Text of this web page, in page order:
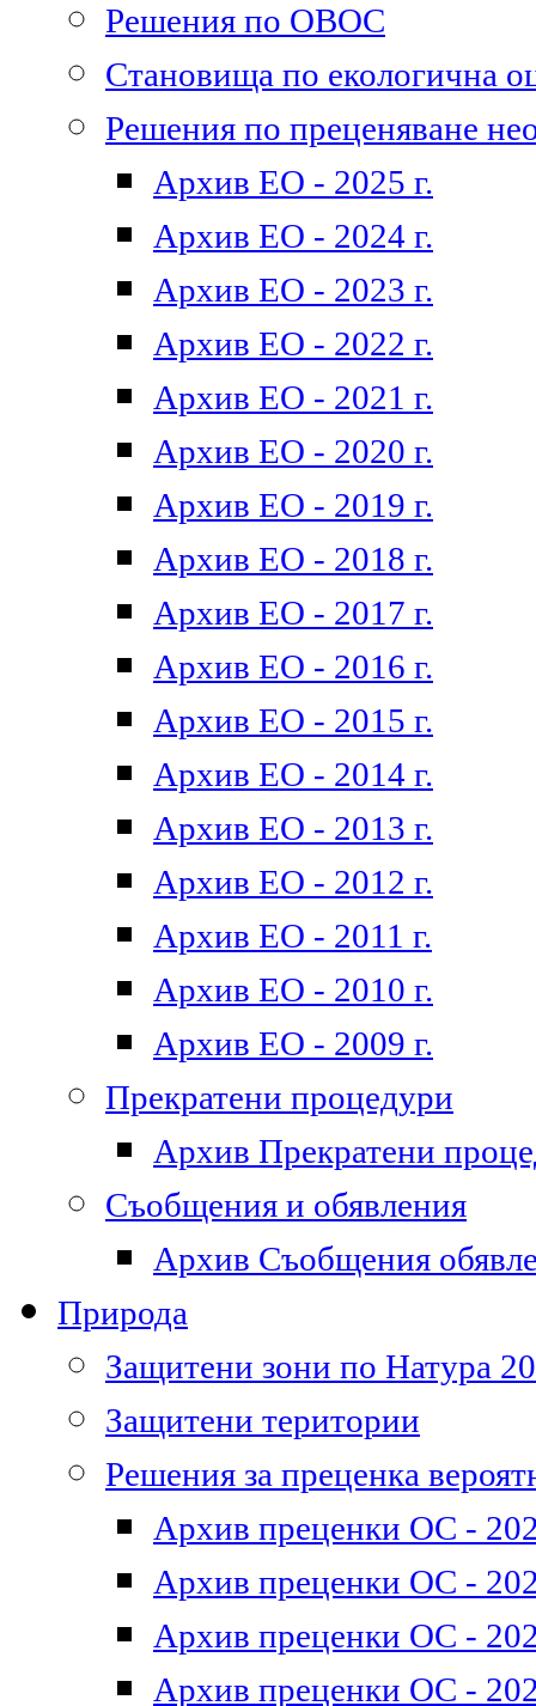
Решения по ОВОС
Становища по екологична
Решения по преценяване
Архив ЕО - 2025 г.
Архив ЕО - 2024 г.
Архив ЕО - 2023 г.
Архив ЕО - 2022 г.
Архив ЕО - 2021 г.
Архив ЕО - 2020 г.
Архив ЕО - 2019 г.
Архив ЕО - 2018 г.
Архив ЕО - 2017 г.
Архив ЕО - 2016 г.
Архив ЕО - 2015 г.
Архив ЕО - 2014 г.
Архив ЕО - 2013 г.
Архив ЕО - 2012 г.
Архив ЕО - 2011 г.
Архив ЕО - 2010 г.
Архив ЕО - 2009 г.
Прекратени процедури
Архив Прекратени
Съобщения и обявления
Архив Съобщения
Природа
Защитени зони по Натура
Защитени територии
Решения за преценка
Архив преценки ОС -
Архив преценки ОС -
Архив преценки ОС -
Архив преценки ОС -